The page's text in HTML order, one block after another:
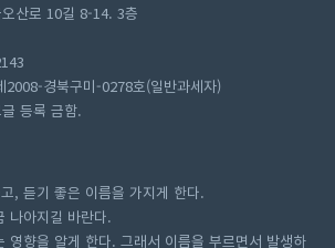
산로 10길 8-14. 3층
경북구미-0278호(일반과세자)
등록 금함.
, 듣기 좋은 이름을 가지게 한다.
나아지길 바란다.
영향을 알게 한다. 그래서 이름을 부르면서 발생하